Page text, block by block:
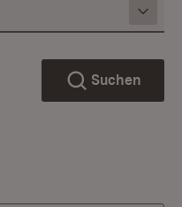
Suchen